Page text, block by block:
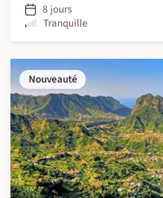
8 jours
Tranquille
Nouveauté